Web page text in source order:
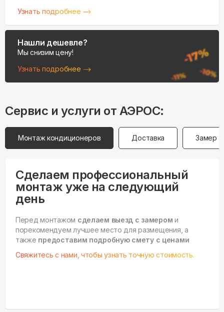
Узнать подробнее
Нашли дешевле?
Мы снизим цену!
Узнать подробнее
Сервис и услуги от АЭРОС:
Монтаж кондиционеров Доставка Замер
Сделаем профессиональный
монтаж уже на следующий
день
Перед монтажом сделаем выезд с замером и
порекомендуем лучшее место для размещения, а
также предоставим подробную смету с ценами
Свяжитесь с нами, чтобы узнать точную стоимость.